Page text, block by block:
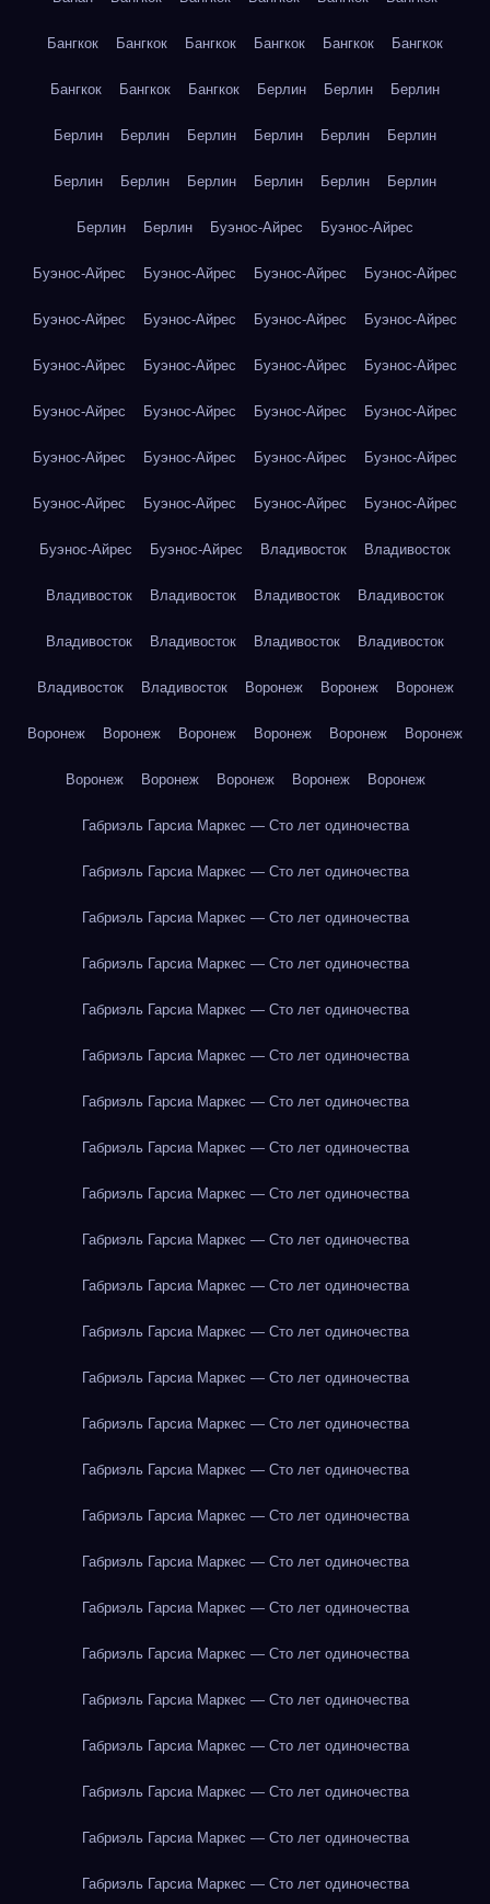
Бангкок Бангкок Бангкок Бангкок Бангкок Бангкок
Бангкок Бангкок Бангкок Берлин Берлин Берлин
Берлин Берлин Берлин Берлин Берлин Берлин
Берлин Берлин Берлин Берлин Берлин Берлин
Берлин Берлин Буэнос-Айрес Буэнос-Айрес
Буэнос-Айрес Буэнос-Айрес Буэнос-Айрес Буэнос-Айрес
Буэнос-Айрес Буэнос-Айрес Буэнос-Айрес Буэнос-Айрес
Буэнос-Айрес Буэнос-Айрес Буэнос-Айрес Буэнос-Айрес
Буэнос-Айрес Буэнос-Айрес Буэнос-Айрес Буэнос-Айрес
Буэнос-Айрес Буэнос-Айрес Буэнос-Айрес Буэнос-Айрес
Буэнос-Айрес Буэнос-Айрес Буэнос-Айрес Буэнос-Айрес
Буэнос-Айрес Буэнос-Айрес Владивосток Владивосток
Владивосток Владивосток Владивосток Владивосток
Владивосток Владивосток Владивосток Владивосток
Владивосток Владивосток Воронеж Воронеж Воронеж
Воронеж Воронеж Воронеж Воронеж Воронеж Воронеж
Воронеж Воронеж Воронеж Воронеж Воронеж
Габриэль Гарсиа Маркес — Сто лет одиночества
Габриэль Гарсиа Маркес — Сто лет одиночества
Габриэль Гарсиа Маркес — Сто лет одиночества
Габриэль Гарсиа Маркес — Сто лет одиночества
Габриэль Гарсиа Маркес — Сто лет одиночества
Габриэль Гарсиа Маркес — Сто лет одиночества
Габриэль Гарсиа Маркес — Сто лет одиночества
Габриэль Гарсиа Маркес — Сто лет одиночества
Габриэль Гарсиа Маркес — Сто лет одиночества
Габриэль Гарсиа Маркес — Сто лет одиночества
Габриэль Гарсиа Маркес — Сто лет одиночества
Габриэль Гарсиа Маркес — Сто лет одиночества
Габриэль Гарсиа Маркес — Сто лет одиночества
Габриэль Гарсиа Маркес — Сто лет одиночества
Габриэль Гарсиа Маркес — Сто лет одиночества
Габриэль Гарсиа Маркес — Сто лет одиночества
Габриэль Гарсиа Маркес — Сто лет одиночества
Габриэль Гарсиа Маркес — Сто лет одиночества
Габриэль Гарсиа Маркес — Сто лет одиночества
Габриэль Гарсиа Маркес — Сто лет одиночества
Габриэль Гарсиа Маркес — Сто лет одиночества
Габриэль Гарсиа Маркес — Сто лет одиночества
Габриэль Гарсиа Маркес — Сто лет одиночества
Габриэль Гарсиа Маркес — Сто лет одиночества